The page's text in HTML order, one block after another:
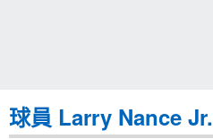
球員 Larry Nance Jr.